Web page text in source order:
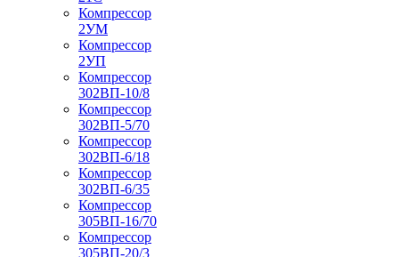
Компрессор
2УМ
Компрессор
2УП
Компрессор
302ВП-10/8
Компрессор
302ВП-5/70
Компрессор
302ВП-6/18
Компрессор
302ВП-6/35
Компрессор
305ВП-16/70
Компрессор
305ВП-20/3